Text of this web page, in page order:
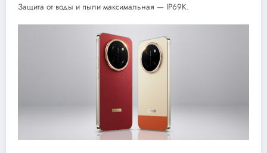
Защита от воды и пыли максимальная — IP69K.